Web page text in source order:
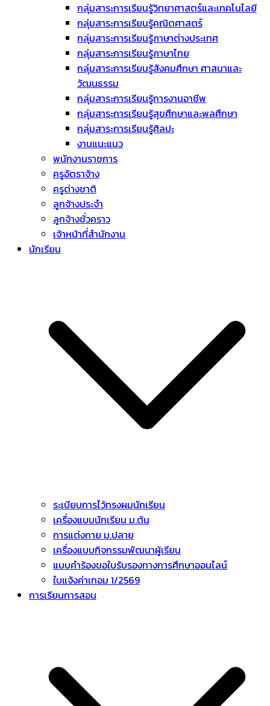
กลุ่มสาระการเรียนรู้วิทยาศาสตร์และเทคโนโลยี
กลุ่มสาระการเรียนรู้คณิตศาสตร์
กลุ่มสาระการเรียนรู้ภาษาต่างประเทศ
กลุ่มสาระการเรียนรู้ภาษาไทย
กลุ่มสาระการเรียนรู้สังคมศึกษา ศาสนาและ
วัฒนธรรม
กลุ่มสาระการเรียนรู้การงานอาชีพ
กลุ่มสาระการเรียนรู้สุขศึกษาและพลศึกษา
กลุ่มสาระการเรียนรู้ศิลปะ
งานแนะแนว
พนักงานราชการ
ครูอัตราจ้าง
ครูต่างชาติ
ลูกจ้างประจำ
ลูกจ้างชั่วคราว
เจ้าหน้าที่สำนักงาน
นักเรียน
ระเบียบการไว้ทรงผมนักเรียน
เครื่องแบบนักเรียน ม.ต้น
การแต่งกาย ม.ปลาย
เครื่องแบบกิจกรรมพัฒนาผู้เรียน
แบบคำร้องขอใบรับรองทางการศึกษาออนไลน์
ใบแจ้งค่าเทอม 1/2569
การเรียนการสอน